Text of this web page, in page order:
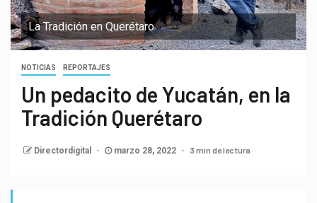
La Tradición en Querétaro
NOTICIAS REPORTAJES
Un pedacito de Yucatán, en la
Tradición Querétaro
Directordigital marzo 28, 2022 3 min de lectura